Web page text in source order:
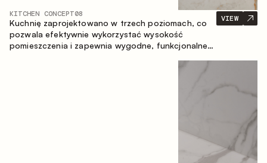
KITCHEN CONCEPT08
Kuchnię zaprojektowano w trzech poziomach, co
pozwala efektywnie wykorzystać wysokość
pomieszczenia i zapewnia wygodne, funkcjonalne
VIEW